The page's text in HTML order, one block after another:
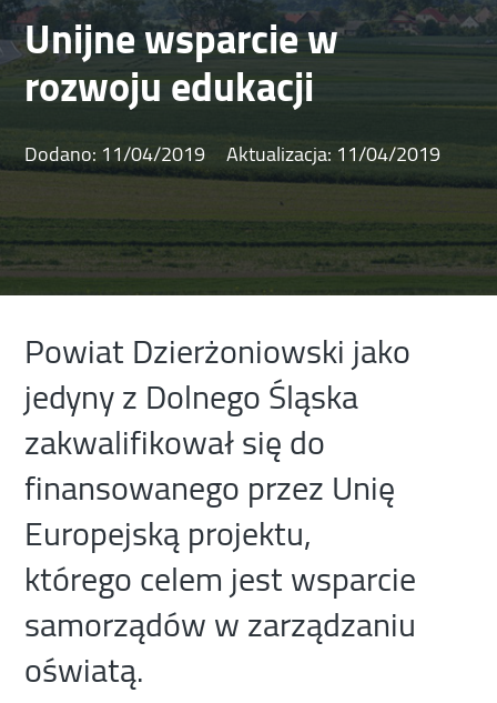
Unijne wsparcie w
rozwoju edukacji
Dodano: 11/04/2019 Aktualizacja: 11/04/2019
Powiat Dzierżoniowski jako
jedyny z Dolnego Śląska
zakwalifikował się do
finansowanego przez Unię
Europejską projektu,
którego celem jest wsparcie
samorządów w zarządzaniu
oświatą.